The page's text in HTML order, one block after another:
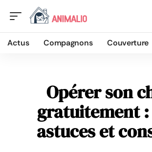
Actus Compagnons Couverture
Opérer son
gratuitement :
astuces et